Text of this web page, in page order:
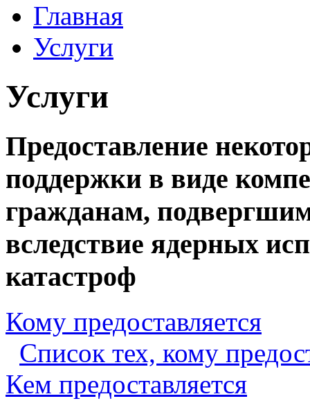
Главная
Услуги
Услуги
Предоставление
поддержки в виде
гражданам,
вследствие ядерных
катастроф
Кому предоставляется
Список тех, кому
Кем предоставляется